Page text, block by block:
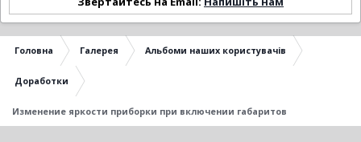
Головна Галерея Альбоми наших користувачів
Доработки
Изменение яркости приборки при включении габаритов